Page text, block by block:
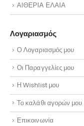
ΑΙΘΕΡΙΑ ΕΛΑΙΑ
Λογαριασμός
Ο Λογαριασμός μου
Οι Παραγγελίες μου
Η Wishlist μου
Το καλάθι αγορών μου
Επικοινωνία